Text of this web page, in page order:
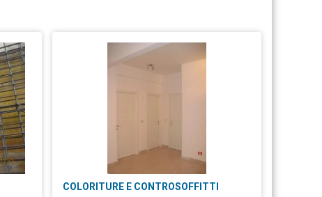
COLORITURE E CONTROSOFFITTI